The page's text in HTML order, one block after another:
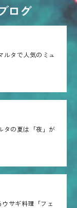
ログ
ルタで人気のミュ
タの夏は「夜」が
サギ料理「フェ